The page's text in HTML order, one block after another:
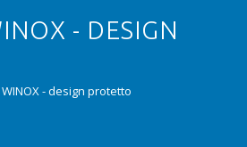
- DESIGN
WINOX - design protetto